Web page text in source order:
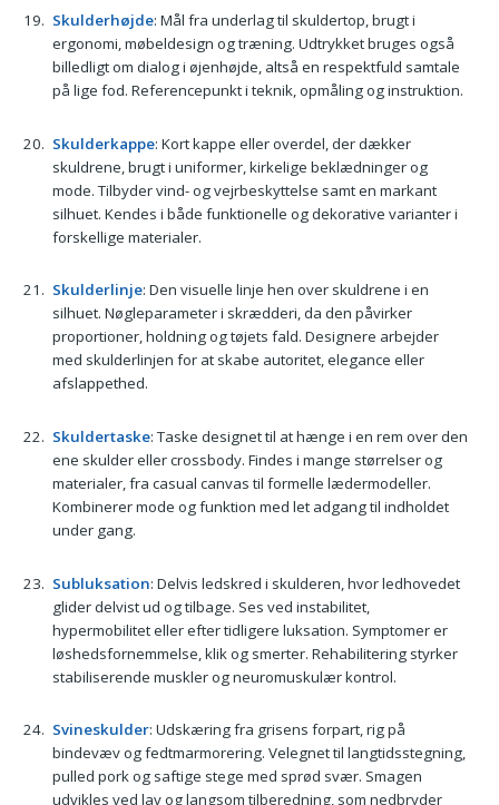
Skulderhøjde: Mål fra underlag til skuldertop, brugt i
ergonomi, møbeldesign og træning. Udtrykket bruges også
billedligt om dialog i øjenhøjde, altså en respektfuld samtale
på lige fod. Referencepunkt i teknik, opmåling og instruktion.
Skulderkappe: Kort kappe eller overdel, der dækker
skuldrene, brugt i uniformer, kirkelige beklædninger og
mode. Tilbyder vind- og vejrbeskyttelse samt en markant
silhuet. Kendes i både funktionelle og dekorative varianter i
forskellige materialer.
Skulderlinje: Den visuelle linje hen over skuldrene i en
silhuet. Nøgleparameter i skrædderi, da den påvirker
proportioner, holdning og tøjets fald. Designere arbejder
med skulderlinjen for at skabe autoritet, elegance eller
afslappethed.
Skuldertaske: Taske designet til at hænge i en rem over den
ene skulder eller crossbody. Findes i mange størrelser og
materialer, fra casual canvas til formelle lædermodeller.
Kombinerer mode og funktion med let adgang til indholdet
under gang.
Subluksation: Delvis ledskred i skulderen, hvor ledhovedet
glider delvist ud og tilbage. Ses ved instabilitet,
hypermobilitet eller efter tidligere luksation. Symptomer er
løshedsfornemmelse, klik og smerter. Rehabilitering styrker
stabiliserende muskler og neuromuskulær kontrol.
Svineskulder: Udskæring fra grisens forpart, rig på
bindevæv og fedtmarmorering. Velegnet til langtidsstegning,
pulled pork og saftige stege med sprød svær. Smagen
udvikles ved lav og langsom tilberedning, som nedbryder